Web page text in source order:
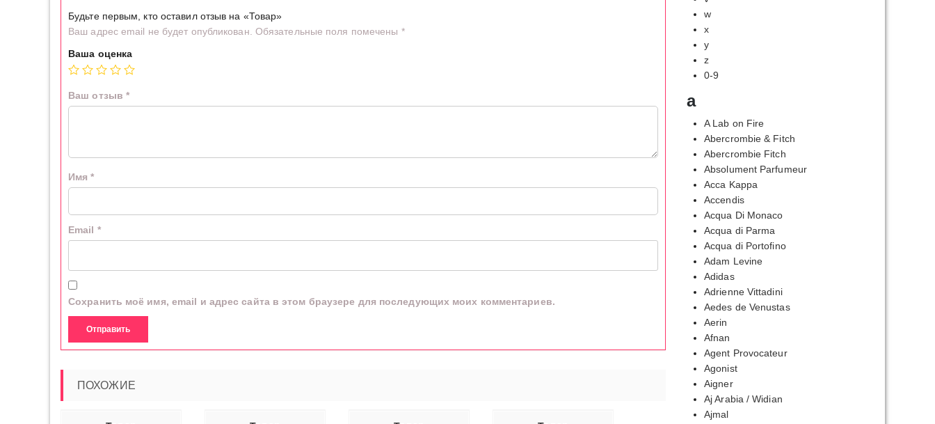
Будьте первым, кто оставил отзыв на «Товар»
Ваш адрес email не будет опубликован. Обязательные поля помечены *
Ваша оценка
Ваш отзыв *
Имя*
Email *
Сохранить моё имя, email и адрес сайта в этом браузере для последующих моих комментариев.
ПОХОЖИЕ
w
x
y
z
0-9
a
A Lab on Fire
Abercrombie & Fitch
Abercrombie Fitch
Absolument Parfumeur
Acca Kappa
Accendis
Acqua Di Monaco
Acqua di Parma
Acqua di Portofino
Adam Levine
Adidas
Adrienne Vittadini
Aedes de Venustas
Aerin
Afnan
Agent Provocateur
Agonist
Aigner
Aj Arabia / Widian
Ajmal